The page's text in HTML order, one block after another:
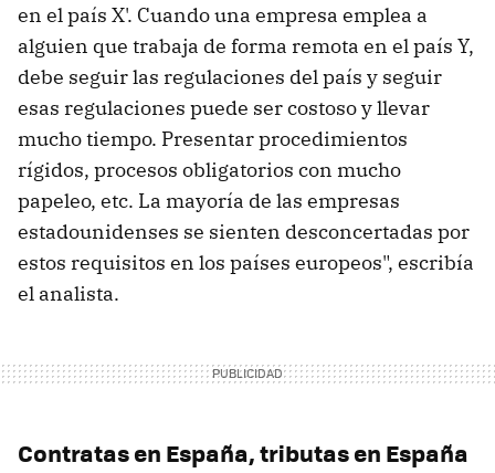
en el país X'. Cuando una empresa emplea a
alguien que trabaja de forma remota en el país Y,
debe seguir las regulaciones del país y seguir
esas regulaciones puede ser costoso y llevar
mucho tiempo. Presentar procedimientos
rígidos, procesos obligatorios con mucho
papeleo, etc. La mayoría de las empresas
estadounidenses se sienten desconcertadas por
estos requisitos en los países europeos", escribía
el analista.
Contratas en España, tributas en España